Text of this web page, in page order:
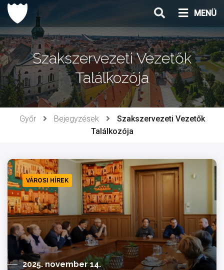
Ugrás
tartalomhoz
MENÜ
Szakszervezeti Vezetők
Találkozója
Győr Bejegyzések
Szakszervezeti Vezetők
Találkozója
VÁROSI HÍREK
2025. november 14.